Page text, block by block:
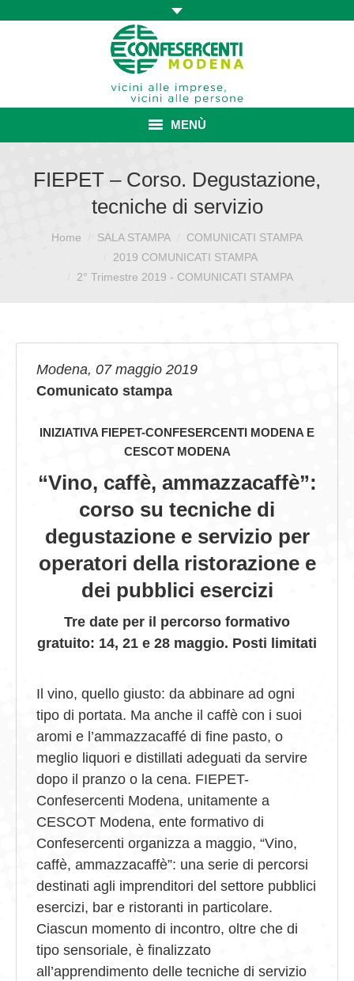
MENÙ
ASSOCIAZIONE
ISCRIZIONE E VANTAGGI
CONVENZIONI ISCRITTI
SERVIZI
GIOVEDÌ GASTRONOMICI
CONTATTI
FIEPET – Corso. Degustazione,
tecniche di servizio
Sei qui:Home SALA STAMPA
COMUNICATI STAMPA
2019 COMUNICATI STAMPA
2° Trimestre 2019 - COMUNICATI STAMPA
Modena, 07 maggio 2019
Comunicato stampa
INIZIATIVA FIEPET-CONFESERCENTI MODENA E
CESCOT MODENA
“Vino, caffè, ammazzacaffè”:
corso su tecniche di
degustazione e servizio per
operatori della ristorazione e
dei pubblici esercizi
Tre date per il percorso formativo
gratuito: 14, 21 e 28 maggio. Posti limitati
Il vino, quello giusto: da abbinare ad ogni
tipo di portata. Ma anche il caffè con i suoi
aromi e l’ammazzacaffé di fine pasto, o
meglio liquori e distillati adeguati da servire
dopo il pranzo o la cena. FIEPET-
Confesercenti Modena, unitamente a
CESCOT Modena, ente formativo di
Confesercenti organizza a maggio, “Vino,
caffè, ammazzacaffè”: una serie di percorsi
destinati agli imprenditori del settore pubblici
esercizi, bar e ristoranti in particolare.
Ciascun momento di incontro, oltre che di
tipo sensoriale, è finalizzato
all’apprendimento delle tecniche di servizio